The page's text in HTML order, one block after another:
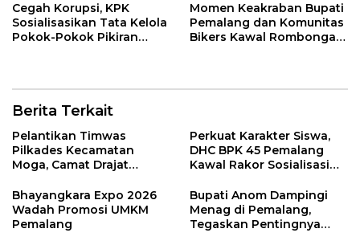
Cegah Korupsi, KPK
Sosialisasikan Tata Kelola
Pokok-Pokok Pikiran
Momen Keakraban Bupati
Pemalang dan Komunitas
Bikers Kawal Rombongan
Berita Terkait
Pelantikan Timwas
Pilkades Kecamatan
Moga, Camat Drajat
Larangan
Perkuat Karakter Siswa,
DHC BPK 45 Pemalang
Kawal Rakor Sosialisasi
Petarukan
Bhayangkara Expo 2026
Wadah Promosi UMKM
Pemalang
Bupati Anom Dampingi
Menag di Pemalang,
Tegaskan Pentingnya